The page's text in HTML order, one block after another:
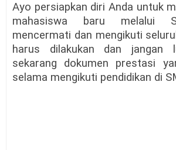
Ayo persiapkan diri Anda untuk
mahasiswa baru melalui
mencermati dan mengikuti
harus dilakukan dan jangan
sekarang dokumen prestasi
selama mengikuti pendidikan di